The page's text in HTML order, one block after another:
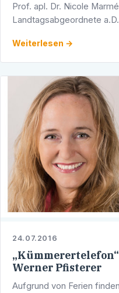
Prof. apl. Dr. Nicole
Landtagsabgeordnete
Weiterlesen →
24.07.2016
Werner Pfisterer
Aufgrund von Ferien